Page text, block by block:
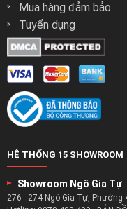
Mua hàng đảm bảo
Tuyển dụng
HỆ THỐNG 15 SHOWROOM
Showroom Ngô Gia Tự
276 - 274 Ngô Gia Tự, Phường